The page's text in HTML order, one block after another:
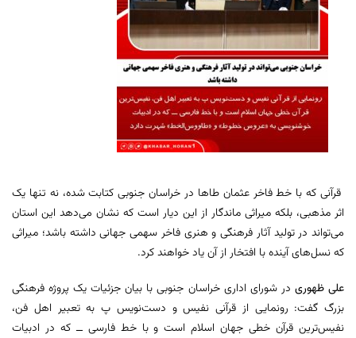
قرآنی که با خط فاخر عثمان طاها در خراسان جنوبی کتابت شده، نه تنها یک
اثر مذهبی، بلکه میراثی ماندگار از این دیار است که نشان می‌دهد این استان
می‌تواند در تولید آثار فرهنگی و هنری فاخر سهمی جهانی داشته باشد؛ میراثی
که نسل‌های آینده با افتخار از آن یاد خواهند کرد.
علی ظهوری در شورای اداری خراسان جنوبی با بیان جزئیات یک پروژه فرهنگی
بزرگ گفت: رونمایی از قرآنی نفیس و دست‌نویس پ به تعبیر اهل فن،
نفیس‌ترین قرآن خطی جهان اسلام است و با خط فارسی ــ که در ادبیات